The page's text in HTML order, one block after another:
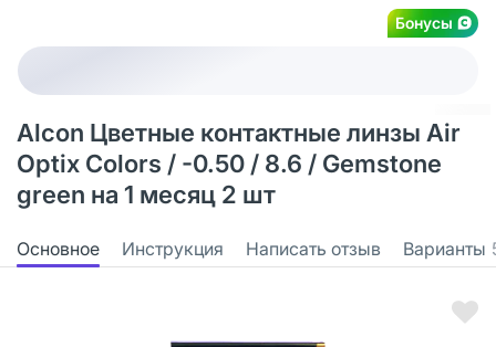
Бонусы
Alcon Цветные контактные линзы Air
Optix Colors / -0.50 / 8.6 / Gemstone
green на 1 месяц 2 шт
Основное Инструкция Написать отзыв Варианты